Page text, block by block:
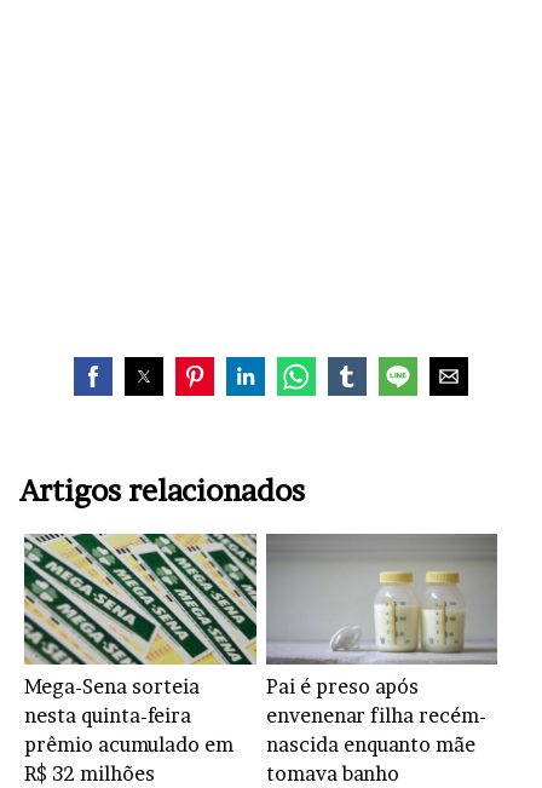
Artigos relacionados
Mega-Sena sorteia
nesta quinta-feira
prêmio acumulado em
R$ 32 milhões
Pai é preso após
envenenar filha recém-
nascida enquanto mãe
tomava banho